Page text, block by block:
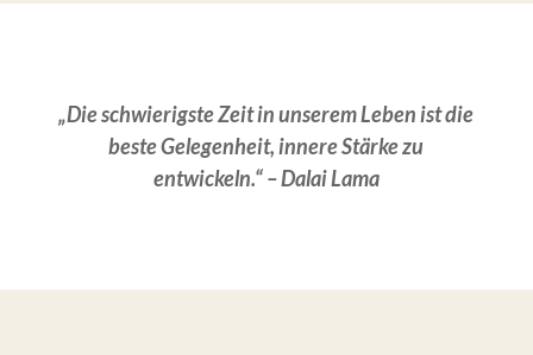
„Die schwierigste Zeit in unserem Leben ist die
beste Gelegenheit, innere Stärke zu
entwickeln.“ – Dalai Lama